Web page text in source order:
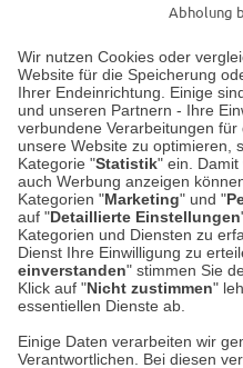
Wir nutzen Cookies oder
Website für die Speicherung
Ihrer Endeinrichtung. Einige
und unseren Partnern - Ihre
verbundene Verarbeitungen
unsere Website zu optimieren,
Kategorie "Statistik" ein.
auch Werbung anzeigen
Kategorien "Marketing" und "
auf "Detaillierte Einstellungen
Kategorien und Diensten zu
Dienst Ihre Einwilligung zu
einverstanden" stimmen Sie
Klick auf "Nicht zustimmen"
essentiellen Dienste ab.
Einige Daten verarbeiten wir
Verantwortlichen. Bei diesen
Abholung
Unser
Auf dem
53340
Montag bis
weitere
Hier finden